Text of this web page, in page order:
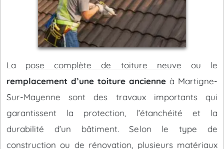
La pose complète de toiture neuve ou le
remplacement d’une toiture ancienne à Martigne-
Sur-Mayenne sont des travaux importants qui
garantissent la protection, l’étanchéité et la
durabilité d’un bâtiment. Selon le type de
construction ou de rénovation, plusieurs matériaux